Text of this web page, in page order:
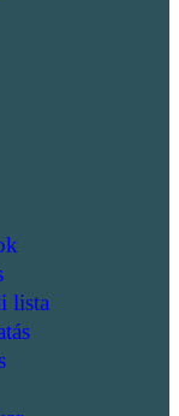
lista